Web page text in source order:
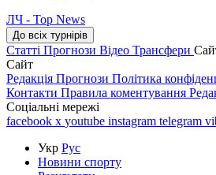
ЛЧ - Top News
До всіх турнірів
Статті Прогнози Відео Трансфери
Сайт
Редакція Прогнози Політика
Контакти Правила коментування
Соціальні мережі
facebook x youtube instagram telegram
Укр Рус
Новини спорту